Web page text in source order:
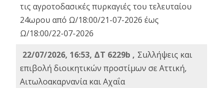
τις αγροτοδασικές πυρκαγιές του τελευταίου
24ωρου από Ω/18:00/21-07-2026 έως
Ω/18:00/22-07-2026
22/07/2026, 16:53, ΔΤ 6229b , Σuλλήψεις και
επιβολή διοικητικών προστίμων σε Αττική,
Αιτωλοακαρνανία και Αχαΐα